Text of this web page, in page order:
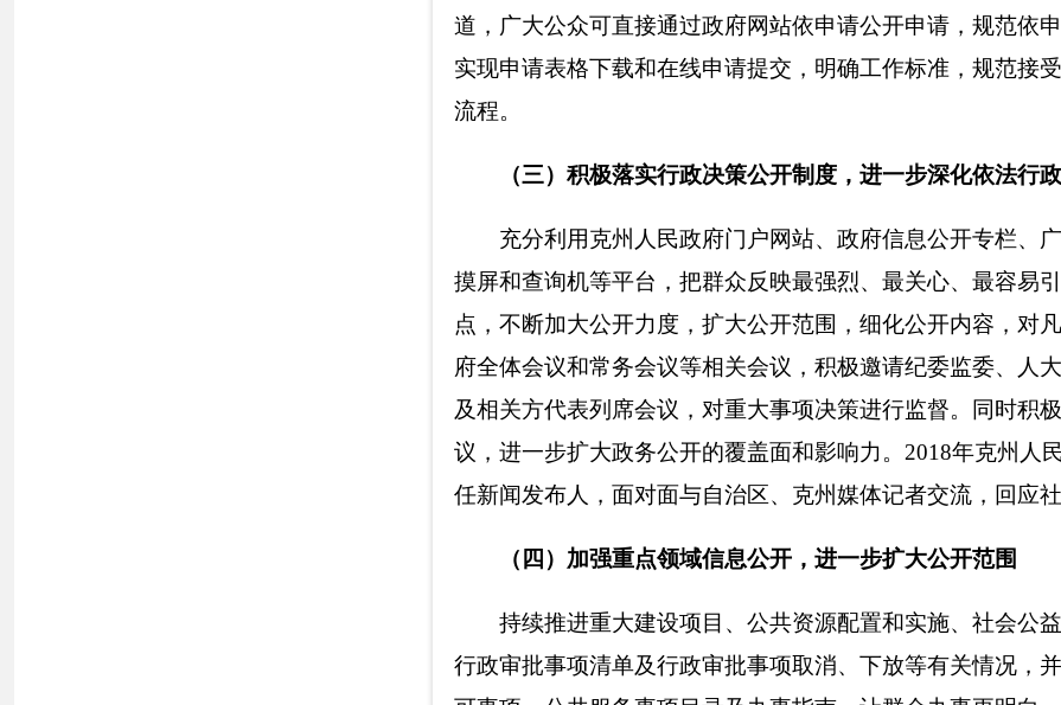
（四）加强重点领域信息公开，进一步扩大公开范围
持续推进重大建设项目、公共资源配置和实施、社会公益事业、“放管服”改
行政审批事项清单及行政审批事项取消、下放等有关情况，并在克州政府网站设置
做好自治区下放审批事项的衔接落实，继续精简行政审批事项。2018年，
消、下放和调整行政审批事项60项。（其中：取消行政审批事项14项，承接行政审
审批事项17项，调整行政审批事项11项
）。承接、取消、下放和调整后保留行政审
本级政府网站首页建立权责清单专题栏目，对 36个单位1450条权责清单及时公开发
政奖励11条， 行政裁决3条、其他类110条）。 三是 加强事中事后监管。 全面推行“
对事项清单、执法人员名录及结果向社会公开。四是优化简化行政审批流程和投资
简、能优则优”的原则，对州、市入驻行政服务中心单位办事环节、流程进行再梳
以内，审批时限提速50%以上。全年办结各类行政审批服务事项 65.3万件，比2017
着力破解群众办事百项堵点问题。坚持以人民为中心的发展理念，大力推动
疏解工作，积极破解群众办事堵点，方便群众、企业办事。 坚持把督查督办作为推